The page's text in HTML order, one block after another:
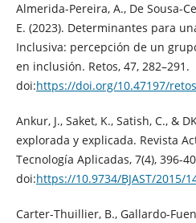
Almerida-Pereira, A., De Sousa-
E. (2023). Determinantes para
Inclusiva: percepción de un
en inclusión. Retos, 47, 282–291.
doi:https://doi.org/10.47197/
Ankur, J., Saket, K., Satish, C., &
explorada y explicada. Revista
Tecnología Aplicadas, 7(4), 396-
doi:https://10.9734/BJAST/2015/
Carter-Thuillier, B., Gallardo-